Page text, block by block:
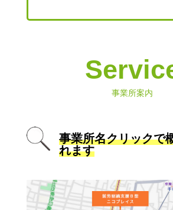
事業所案内
事業所名クリックで
れます